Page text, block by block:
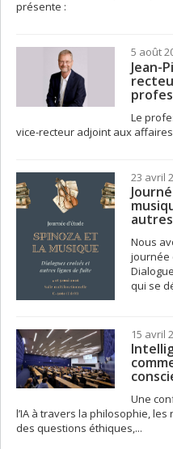
présente :
5 août
Jean-
Le
vice-recteur adjoint aux
23 avril
Nous
journée
qui se
15 avril
Une
l’IA à travers la philosophie,
des questions éthiques,...